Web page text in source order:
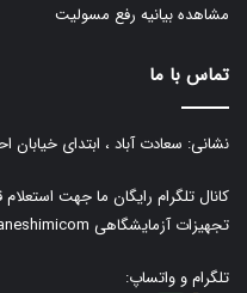
مشاهده بیانیه رفع مسولیت
تماس با ما
نشانی: سعادت آباد ، ابتدای خیابان
کانال تلگرام رایگان ما جهت
تجهیزات آزمایشگاهی
تلگرام و واتساپ: